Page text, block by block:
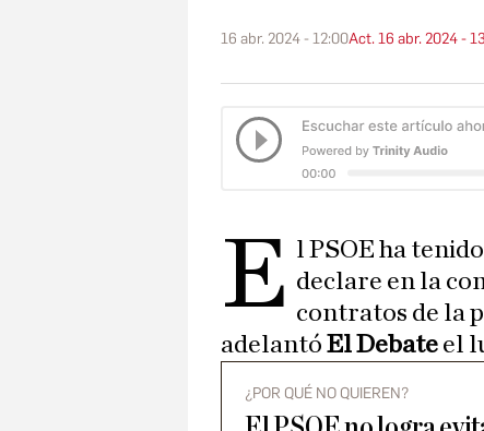
16 abr. 2024 - 12:00Act. 16 abr. 2024 -
E l PSOE ha
declare en la
contratos de la
adelantó El Debate el
¿POR QUÉ NO QUIEREN?